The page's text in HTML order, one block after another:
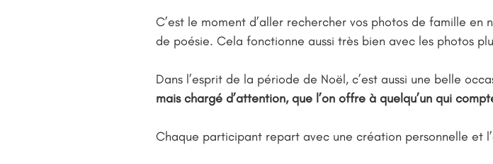
C’est le moment d’aller rechercher vos photos de famille
de poésie. Cela fonctionne aussi très bien avec les photos
Dans l’esprit de la période de Noël, c’est aussi une belle
mais chargé d’attention, que l’on offre à quelqu’un qui
Chaque participant repart avec une création personnelle et